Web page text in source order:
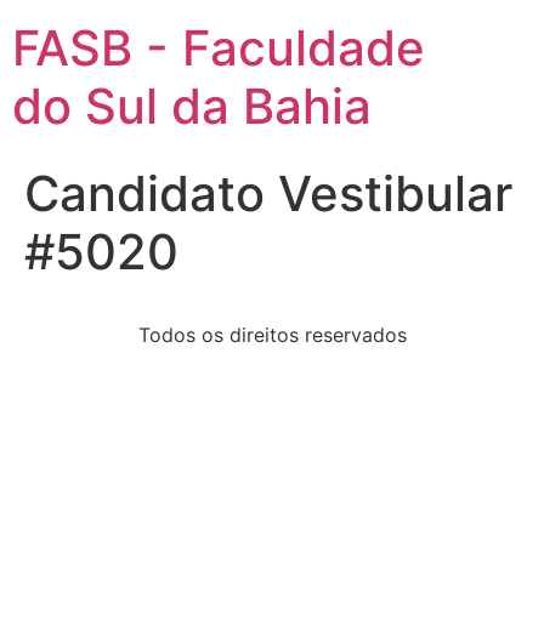
FASB - Faculdade
do Sul da Bahia
Candidato Vestibular
#5020
Todos os direitos reservados